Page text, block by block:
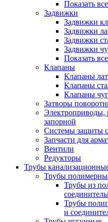
Показать все
Задвижки
Задвижки
Задвижки
Задвижки
Задвижки
Показать все
Клапаны
Клапаны
Клапаны
Клапаны
Затворы
Электроприводы,
запорной
Системы защиты
Запчасти для
Вентили
Редукторы
Трубы
Трубы
Трубы из
Трубы
и